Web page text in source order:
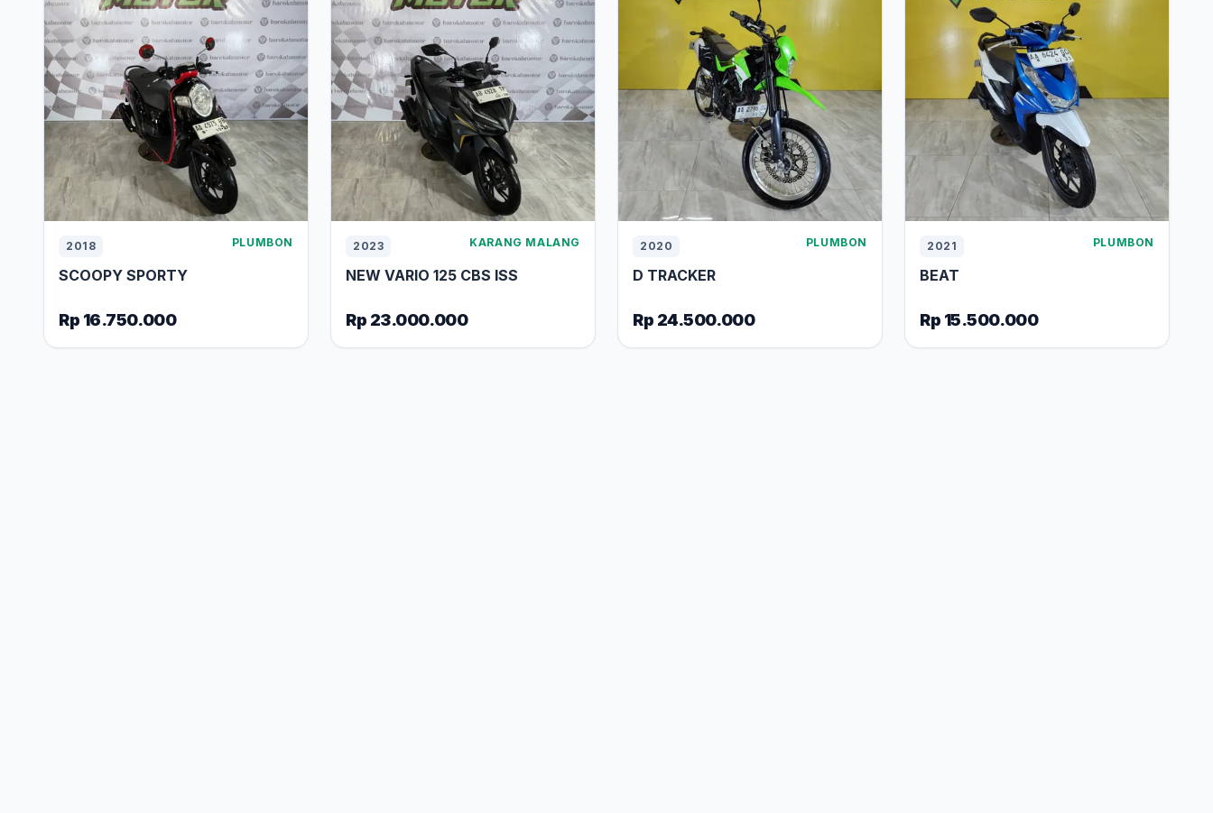
2018 PLUMBON
SCOOPY SPORTY
Rp 16.750.000
2023 KARANG MALANG
NEW VARIO 125 CBS ISS
Rp 23.000.000
2020 PLUMBON
D TRACKER
Rp 24.500.000
2021 PLUMBON
BEAT
Rp 15.500.000